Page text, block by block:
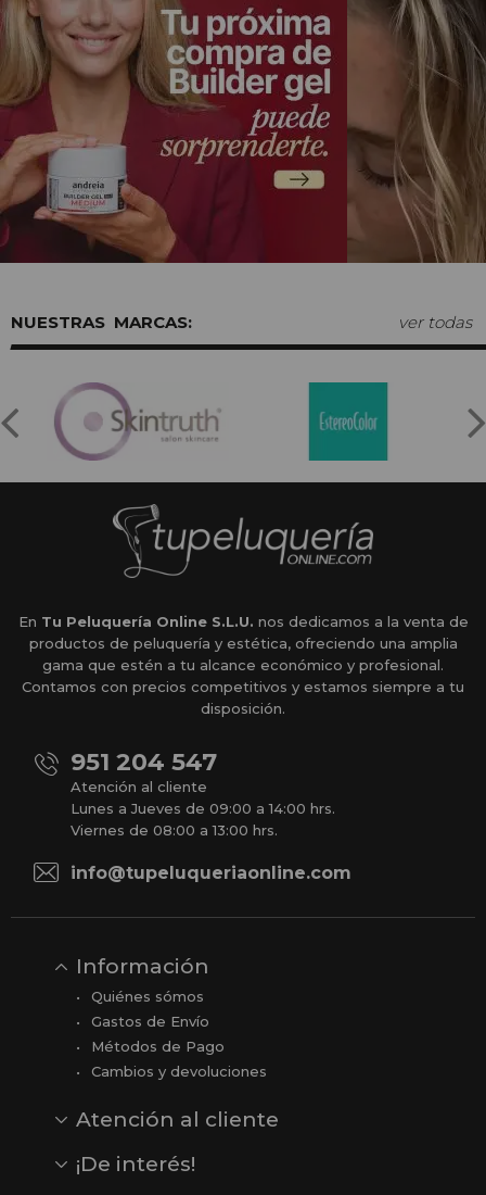
MARCAS: ver todas
En Tu Peluquería Online S.L.U. nos dedicamos a la venta de
productos de peluquería y estética, ofreciendo una amplia
gama que estén a tu alcance económico y profesional.
Contamos con precios competitivos y estamos siempre a tu
disposición.
951 204 547
Atención al cliente
Lunes a Jueves de 09:00 a 14:00 hrs.
Viernes de 08:00 a 13:00 hrs.
info@tupeluqueriaonline.com
Información
Quiénes sómos
Gastos de Envío
Métodos de Pago
Cambios y devoluciones
Atención al cliente
Opiniones
Reseñas en Google
¡De interés!